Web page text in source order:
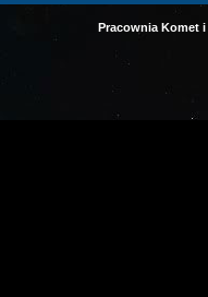
Pracownia Komet